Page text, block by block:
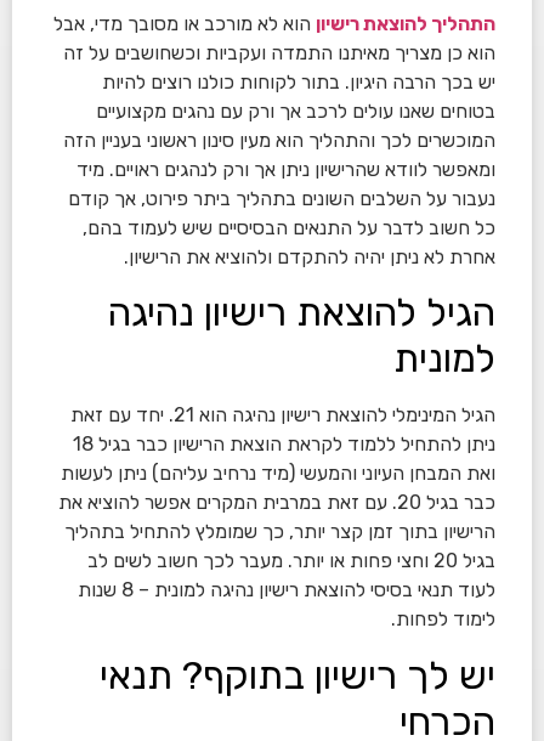
התהליך להוצאת רישיון הוא לא מורכב או מסובך מדי, אבל
הוא כן מצריך מאיתנו התמדה ועקביות וכשחושבים על זה
יש בכך הרבה היגיון. בתור לקוחות כולנו רוצים להיות
בטוחים שאנו עולים לרכב אך ורק עם נהגים מקצועיים
המוכשרים לכך והתהליך הוא מעין סינון ראשוני בעניין הזה
ומאפשר לוודא שהרישיון ניתן אך ורק לנהגים ראויים. מיד
נעבור על השלבים השונים בתהליך ביתר פירוט, אך קודם
כל חשוב לדבר על התנאים הבסיסיים שיש לעמוד בהם,
אחרת לא ניתן יהיה להתקדם ולהוציא את הרישיון.
הגיל להוצאת רישיון נהיגה
למונית
הגיל המינימלי להוצאת רישיון נהיגה הוא 21. יחד עם זאת
ניתן להתחיל ללמוד לקראת הוצאת הרישיון כבר בגיל 18
ואת המבחן העיוני והמעשי (מיד נרחיב עליהם) ניתן לעשות
כבר בגיל 20. עם זאת במרבית המקרים אפשר להוציא את
הרישיון בתוך זמן קצר יותר, כך שמומלץ להתחיל בתהליך
בגיל 20 וחצי פחות או יותר. מעבר לכך חשוב לשים לב
לעוד תנאי בסיסי להוצאת רישיון נהיגה למונית – 8 שנות
לימוד לפחות.
יש לך רישיון בתוקף? תנאי
הכרחי